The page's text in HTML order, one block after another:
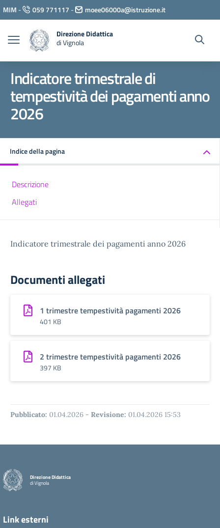
Vai ai contenuti
Vai al menu di navigazione
Vai al footer
MIM - 059 771117 - moee06000a@istruzione.it
Direzione Didattica
di Vignola
Indicatore trimestrale di
tempestività dei pagamenti anno
2026
Indice della pagina
Descrizione
Allegati
Indicatore trimestrale dei pagamenti anno 2026
Documenti allegati
1 trimestre tempestività pagamenti 2026
401 KB
2 trimestre tempestività pagamenti 2026
397 KB
Pubblicato: 01.04.2026 - Revisione: 01.04.2026 15:53
Direzione Didattica
di Vignola
Link esterni